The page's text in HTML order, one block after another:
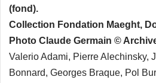
(fond).
Collection Fondation Maeght,
Photo Claude Germain ©
Valerio Adami, Pierre Alechinsky,
Bonnard, Georges Braque, Pol